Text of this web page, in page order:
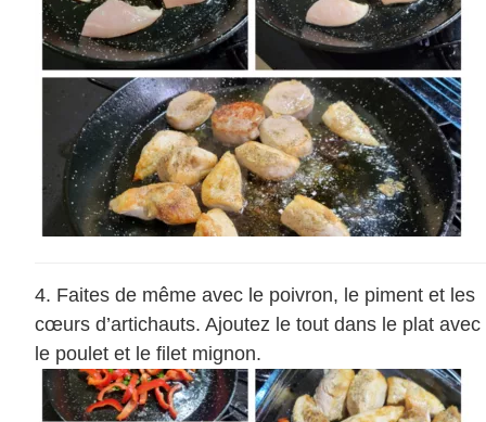
Faites de même avec le poivron, le piment et les
cœurs d’artichauts. Ajoutez le tout dans le plat avec
le poulet et le filet mignon.